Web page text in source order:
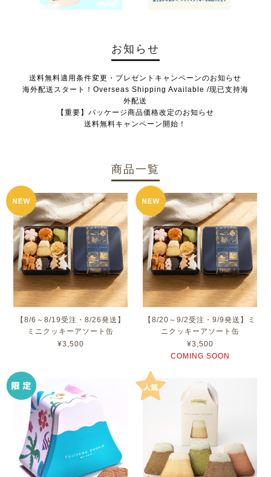
お知らせ
送料無料適用条件変更・プレゼントキャンペーンのお知らせ
海外配送スタート！Overseas Shipping Available /现已支持海
外配送
【重要】パッケージ商品価格改定のお知らせ
送料無料キャンペーン開始！
商品一覧
【8/6～8/19受注・8/26発送】
ミニクッキーアソート缶
¥3,500
【8/20～9/2受注・9/9発送】ミ
ニクッキーアソート缶
¥3,500
COMING SOON